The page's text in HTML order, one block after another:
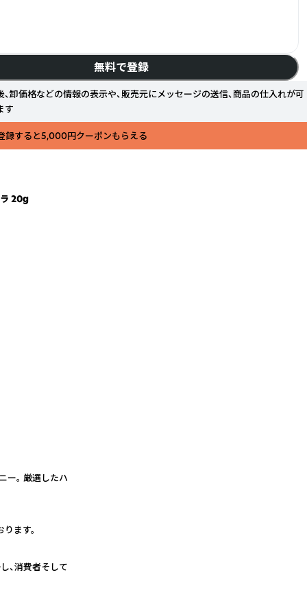
無料で登録
、卸価格などの情報の表示や、販売元にメッセージの送信、商品の仕入れが可
す
登録すると5,000円クーポンもらえる
20g
ー。 厳選したハ
ます。
、消費者そして